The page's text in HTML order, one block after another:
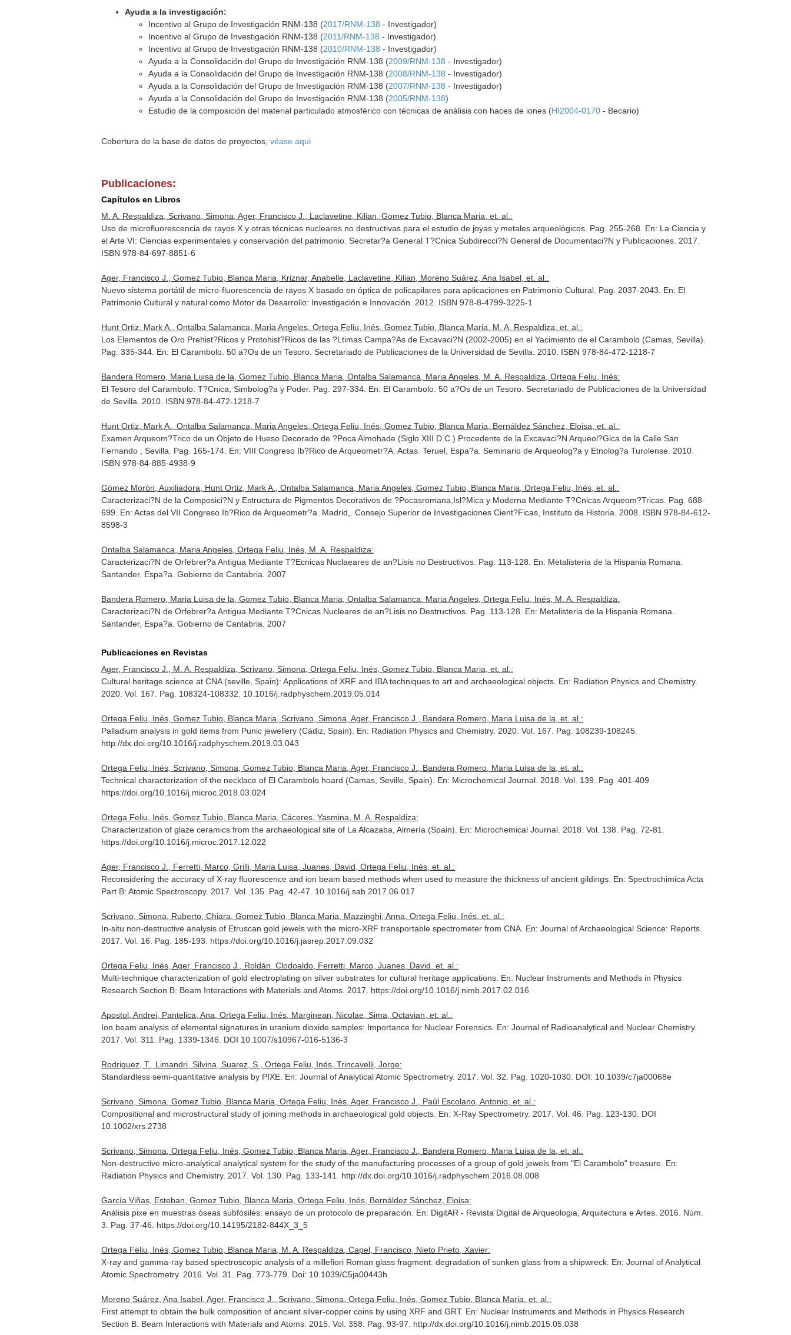
Ayuda a la investigación:
Incentivo al Grupo de Investigación RNM-138 (2017/RNM-138 - Investigador)
Incentivo al Grupo de Investigación RNM-138 (2011/RNM-138 - Investigador)
Incentivo al Grupo de Investigación RNM-138 (2010/RNM-138 - Investigador)
Ayuda a la Consolidación del Grupo de Investigación RNM-138 (2009/RNM-138 - Investigador)
Ayuda a la Consolidación del Grupo de Investigación RNM-138 (2008/RNM-138 - Investigador)
Ayuda a la Consolidación del Grupo de Investigación RNM-138 (2007/RNM-138 - Investigador)
Ayuda a la Consolidación del Grupo de Investigación RNM-138 (2005/RNM-138)
Estudio de la composición del material particulado atmosférico con técnicas de análisis con haces de iones (HI2004-0170 - Becario)
Cobertura de la base de datos de proyectos,véase aqui
Publicaciones:
Capítulos en Libros
M. A. Respaldiza, Scrivano, Simona, Ager, Francisco J., Laclavetine, Kilian, Gomez Tubio, Blanca Maria, et. al.:
Uso de microfluorescencia de rayos X y otras técnicas nucleares no destructivas para el estudio de joyas y metales arqueológicos. Pag. 255-268. En: La Ciencia y
el Arte VI: Ciencias experimentales y conservación del patrimonio . Secretar?a General T?Cnica Subdirecci?N General de Documentaci?N y Publicaciones. 2017.
ISBN 978-84-697-8851-6
Ager, Francisco J., Gomez Tubio, Blanca Maria, Kriznar, Anabelle, Laclavetine, Kilian, Moreno Suárez, Ana Isabel, et. al.:
Nuevo sistema portátil de micro-fluorescencia de rayos X basado en óptica de policapilares para aplicaciones en Patrimonio Cultural. Pag. 2037-2043. En: El
Patrimonio Cultural y natural como Motor de Desarrollo: Investigación e Innovación . 2012. ISBN 978-8-4799-3225-1
Hunt Ortiz, Mark A., Ontalba Salamanca, Maria Angeles, Ortega Feliu, Inés, Gomez Tubio, Blanca Maria, M. A. Respaldiza, et. al.:
Los Elementos de Oro Prehist?Ricos y Protohist?Ricos de las ?Ltimas Campa?As de Excavaci?N (2002-2005) en el Yacimiento de el Carambolo (Camas, Sevilla).
Pag. 335-344. En: El Carambolo. 50 a?Os de un Tesoro . Secretariado de Publicaciones de la Universidad de Sevilla. 2010. ISBN 978-84-472-1218-7
Bandera Romero, Maria Luisa de la, Gomez Tubio, Blanca Maria, Ontalba Salamanca, Maria Angeles, M. A. Respaldiza, Ortega Feliu, Inés:
El Tesoro del Carambolo: T?Cnica, Simbolog?a y Poder. Pag. 297-334. En: El Carambolo. 50 a?Os de un Tesoro . Secretariado de Publicaciones de la Universidad
de Sevilla. 2010. ISBN 978-84-472-1218-7
Hunt Ortiz, Mark A., Ontalba Salamanca, Maria Angeles, Ortega Feliu, Inés, Gomez Tubio, Blanca Maria, Bernáldez Sánchez, Eloisa, et. al.:
Examen Arqueom?Trico de un Objeto de Hueso Decorado de ?Poca Almohade (Siglo XIII D.C.) Procedente de la Excavaci?N Arqueol?Gica de la Calle San
Fernando , Sevilla. Pag. 165-174. En: VIII Congreso Ib?Rico de Arqueometr?A. Actas . Teruel, Espa?a. Seminario de Arqueolog?a y Etnolog?a Turolense. 2010.
ISBN 978-84-885-4938-9
Gómez Morón, Auxiliadora, Hunt Ortiz, Mark A., Ontalba Salamanca, Maria Angeles, Gomez Tubio, Blanca Maria, Ortega Feliu, Inés, et. al.:
Caracterizaci?N de la Composici?N y Estructura de Pigmentos Decorativos de ?Pocasromana,Isl?Mica y Moderna Mediante T?Cnicas Arqueom?Tricas. Pag. 688-
699. En: Actas del VII Congreso Ib?Rico de Arqueometr?a . Madrid,. Consejo Superior de Investigaciones Cient?Ficas, Instituto de Historia. 2008. ISBN 978-84-612-
8598-3
Ontalba Salamanca, Maria Angeles, Ortega Feliu, Inés, M. A. Respaldiza:
Caracterizaci?N de Orfebrer?a Antigua Mediante T?Ecnicas Nuclaeares de an?Lisis no Destructivos. Pag. 113-128. En: Metalisteria de la Hispania Romana
Santander, Espa?a. Gobierno de Cantabria. 2007
Bandera Romero, Maria Luisa de la, Gomez Tubio, Blanca Maria, Ontalba Salamanca, Maria Angeles, Ortega Feliu, Inés, M. A. Respaldiza:
Caracterizaci?N de Orfebrer?a Antigua Mediante T?Cnicas Nucleares de an?Lisis no Destructivos. Pag. 113-128. En: Metalisteria de la Hispania Romana
Santander, Espa?a. Gobierno de Cantabria. 2007
Publicaciones en Revistas
Ager, Francisco J., M. A. Respaldiza, Scrivano, Simona, Ortega Feliu, Inés, Gomez Tubio, Blanca Maria, et. al.:
Cultural heritage science at CNA (seville, Spain): Applications of XRF and IBA techniques to art and archaeological objects. En: Radiation Physics and Chemistry.
2020. Vol. 167. Pag. 108324-108332. 10.1016/j.radphyschem.2019.05.014
Ortega Feliu, Inés, Gomez Tubio, Blanca Maria, Scrivano, Simona, Ager, Francisco J., Bandera Romero, Maria Luisa de la, et. al.:
Palladium analysis in gold items from Punic jewellery (Cádiz, Spain). En: Radiation Physics and Chemistry. 2020. Vol. 167. Pag. 108239-108245.
http://dx.doi.org/10.1016/j.radphyschem.2019.03.043
Ortega Feliu, Inés, Scrivano, Simona, Gomez Tubio, Blanca Maria, Ager, Francisco J., Bandera Romero, Maria Luisa de la, et. al.:
Technical characterization of the necklace of El Carambolo hoard (Camas, Seville, Spain). En: Microchemical Journal . 2018. Vol. 139. Pag. 401-409.
https://doi.org/10.1016/j.microc.2018.03.024
Ortega Feliu, Inés, Gomez Tubio, Blanca Maria, Cáceres, Yasmina, M. A. Respaldiza:
Characterization of glaze ceramics from the archaeological site of La Alcazaba, Almería (Spain). En: Microchemical Journal . 2018. Vol. 138. Pag. 72-81.
https://doi.org/10.1016/j.microc.2017.12.022
Ager, Francisco J., Ferretti, Marco, Grilli, Maria Luisa, Juanes, David, Ortega Feliu, Inés, et. al.:
Reconsidering the accuracy of X-ray fluorescence and ion beam based methods when used to measure the thickness of ancient gildings. En: Spectrochimica Acta
Part B: Atomic Spectroscopy. 2017. Vol. 135. Pag. 42-47. 10.1016/j.sab.2017.06.017
Scrivano, Simona, Ruberto, Chiara, Gomez Tubio, Blanca Maria, Mazzinghi, Anna, Ortega Feliu, Inés, et. al.:
In-situ non-destructive analysis of Etruscan gold jewels with the micro-XRF transportable spectrometer from CNA. En: Journal of Archaeological Science: Reports
2017. Vol. 16. Pag. 185-193. https://doi.org/10.1016/j.jasrep.2017.09.032
Ortega Feliu, Inés, Ager, Francisco J., Roldán, Clodoaldo, Ferretti, Marco, Juanes, David, et. al.:
Multi-technique characterization of gold electroplating on silver substrates for cultural heritage applications. En: Nuclear Instruments and Methods in Physics
Research Section B: Beam Interactions with Materials and Atoms . 2017. https://doi.org/10.1016/j.nimb.2017.02.016
Apostol, Andrei, Pantelica, Ana, Ortega Feliu, Inés, Marginean, Nicolae, Sima, Octavian, et. al.:
Ion beam analysis of elemental signatures in uranium dioxide samples: Importance for Nuclear Forensics. En: Journal of Radioanalytical and Nuclear Chemistry.
2017. Vol. 311. Pag. 1339-1346. DOI 10.1007/s10967-016-5136-3
Rodriguez, T., Limandri, Silvina, Suarez, S., Ortega Feliu, Inés, Trincavelli, Jorge:
Standardless semi-quantitative analysis by PIXE. En: Journal of Analytical Atomic Spectrometry. 2017. Vol. 32. Pag. 1020-1030. DOI: 10.1039/c7ja00068e
Scrivano, Simona, Gomez Tubio, Blanca Maria, Ortega Feliu, Inés, Ager, Francisco J., Paúl Escolano, Antonio, et. al.:
Compositional and microstructural study of joining methods in archaeological gold objects. En: X-Ray Spectrometry. 2017. Vol. 46. Pag. 123-130. DOI
10.1002/xrs.2738
Scrivano, Simona, Ortega Feliu, Inés, Gomez Tubio, Blanca Maria, Ager, Francisco J., Bandera Romero, Maria Luisa de la, et. al.:
Non-destructive micro-analytical analytical system for the study of the manufacturing processes of a group of gold jewels from "El Carambolo" treasure. En:
Radiation Physics and Chemistry. 2017. Vol. 130. Pag. 133-141. http://dx.doi.org/10.1016/j.radphyschem.2016.08.008
García Viñas, Esteban, Gomez Tubio, Blanca Maria, Ortega Feliu, Inés, Bernáldez Sánchez, Eloisa:
Análisis pixe en muestras óseas subfósiles: ensayo de un protocolo de preparación. En: DigitAR - Revista Digital de Arqueologia, Arquitectura e Artes . 2016. Núm.
3. Pag. 37-46. https://doi.org/10.14195/2182-844X_3_5
Ortega Feliu, Inés, Gomez Tubio, Blanca Maria, M. A. Respaldiza, Capel, Francisco, Nieto Prieto, Xavier:
X-ray and gamma-ray based spectroscopic analysis of a millefiori Roman glass fragment: degradation of sunken glass from a shipwreck. En: Journal of Analytical
Atomic Spectrometry. 2016. Vol. 31. Pag. 773-779. Doi: 10.1039/C5ja00443h
Moreno Suárez, Ana Isabel, Ager, Francisco J., Scrivano, Simona, Ortega Feliu, Inés, Gomez Tubio, Blanca Maria, et. al.:
First attempt to obtain the bulk composition of ancient silver-copper coins by using XRF and GRT. En: Nuclear Instruments and Methods in Physics Research
Section B: Beam Interactions with Materials and Atoms . 2015. Vol. 358. Pag. 93-97. http://dx.doi.org/10.1016/j.nimb.2015.05.038